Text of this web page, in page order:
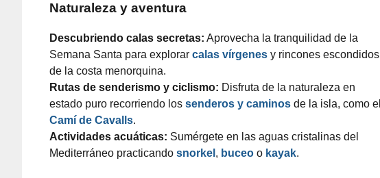
Naturaleza y aventura
Descubriendo calas secretas: Aprovecha la tranquilidad de la
Semana Santa para explorar calas vírgenes y rincones escondidos
de la costa menorquina.
Rutas de senderismo y ciclismo: Disfruta de la naturaleza en
estado puro recorriendo los senderos y caminos de la isla, como el
Camí de Cavalls.
Actividades acuáticas: Sumérgete en las aguas cristalinas del
Mediterráneo practicando snorkel , buceo o kayak.